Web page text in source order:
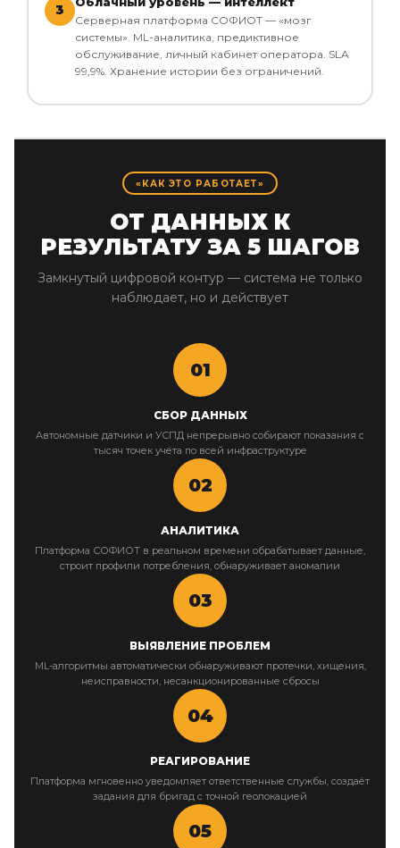
3
Серверная платформа СОФИОТ — «мозг
системы». ML-аналитика, предиктивное
обслуживание, личный кабинет оператора. SLA
99,9%. Хранение истории без ограничений.
«КАК ЭТО РАБОТАЕТ»
ОТ ДАННЫХ К
РЕЗУЛЬТАТУ ЗА 5 ШАГОВ
Замкнутый цифровой контур — система не только
наблюдает, но и действует
01
СБОР ДАННЫХ
Автономные датчики и УСПД непрерывно собирают показания с
тысяч точек учёта по всей инфраструктуре
02
АНАЛИТИКА
Платформа СОФИОТ в реальном времени обрабатывает данные,
строит профили потребления, обнаруживает аномалии
03
ВЫЯВЛЕНИЕ ПРОБЛЕМ
ML-алгоритмы автоматически обнаруживают протечки, хищения,
неисправности, несанкционированные сбросы
04
РЕАГИРОВАНИЕ
Платформа мгновенно уведомляет ответственные службы, создаёт
задания для бригад с точной геолокацией
05